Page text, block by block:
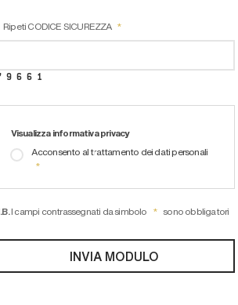
Ripeti CODICE SICUREZZA
Visualizza informativa privacy
Acconsento al trattamento dei dati personali
I campi contrassegnati da simbolo sono obbligatori